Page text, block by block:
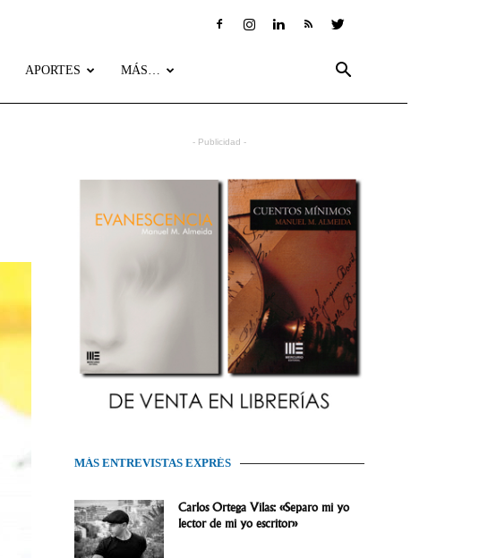
APORTES MÁS…
- Publicidad -
MÁS ENTREVISTAS EXPRÉS
Carlos Ortega Vilas: «Separo mi yo
lector de mi yo escritor»